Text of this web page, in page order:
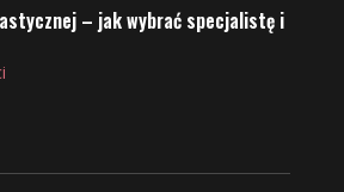
– jak wybrać specjalistę i